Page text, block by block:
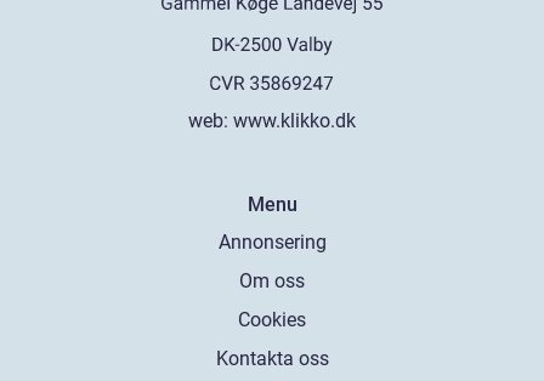
web: www.klikko.dk
Menu
Annonsering
Om oss
Cookies
Kontakta oss